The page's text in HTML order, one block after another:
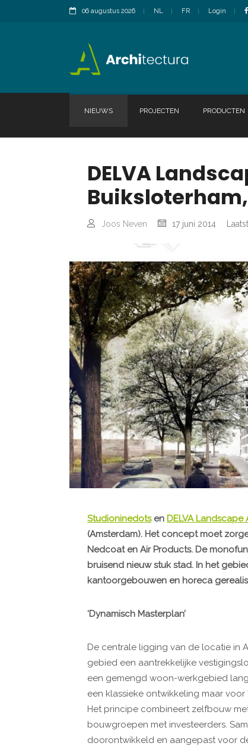
06 augustus 2026 NL FR Login
NIEUWS PROJECTEN PRODUCTEN
DELVA
Joos Neven 17 juni 2014
Studioninedotsen DELVA Landscape
(Amsterdam). Het concept moet
Nedcoat en Air Products. De
bruisend nieuw stukstad. In het
kantoorgebouwen en horeca
‘Dynamisch Masterplan’
De centrale ligging van de locatie in
gebied een aantrekkelijke
een gemengd woon-werkgebied
een klassieke ontwikkeling maar
Het principe combineert zelfbouw
bouwgroepen met investeerders.
doorontwikkeld en aangepast voor